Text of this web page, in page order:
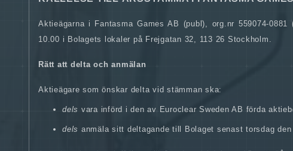
Aktieägarna i Fantasma Games AB (publ), org.nr 559074-0881
10.00 i Bolagets lokaler på Frejgatan 32, 113 26 Stockholm.
Rätt att delta och anmälan
Aktieägare som önskar delta vid stämman ska:
dels vara införd i den av Euroclear Sweden AB förda
dels anmäla sitt deltagande till Bolaget senast torsdag den